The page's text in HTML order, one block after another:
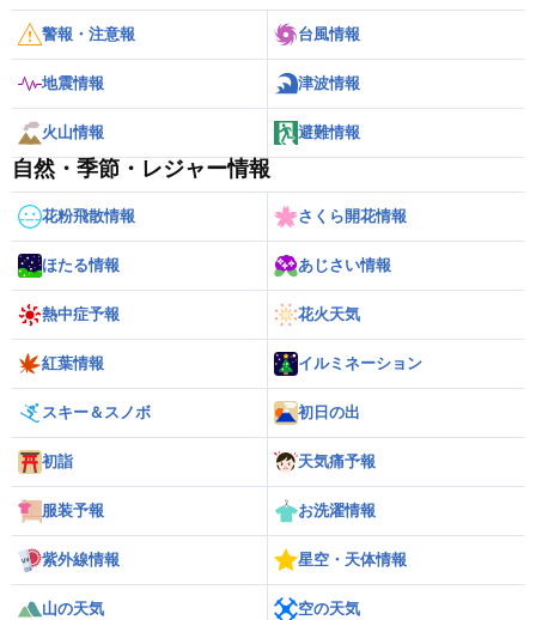
警報・注意報 台風情報
地震情報 津波情報
火山情報 避難情報
自然・季節・レジャー情報
花粉飛散情報 さくら開花情報
ほたる情報 あじさい情報
熱中症予報 花火天気
紅葉情報 イルミネーション
スキー＆スノボ 初日の出
初詣 天気痛予報
服装予報 お洗濯情報
紫外線情報 星空・天体情報
山の天気 空の天気